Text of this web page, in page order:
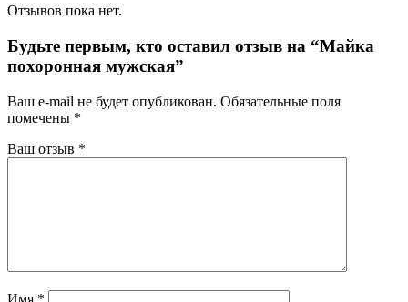
Отзывов пока нет.
Будьте первым, кто оставил отзыв на “Майка
похоронная мужская”
Ваш e-mail не будет опубликован. Обязательные поля
помечены *
Ваш отзыв *
Имя *